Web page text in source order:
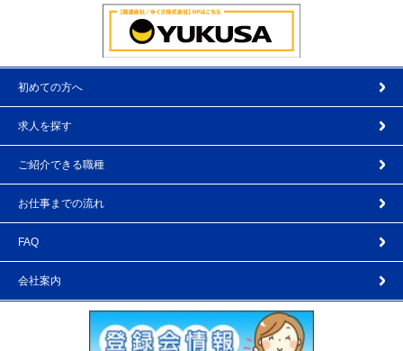
初めての方へ
求人を探す
ご紹介できる職種
お仕事までの流れ
FAQ
会社案内